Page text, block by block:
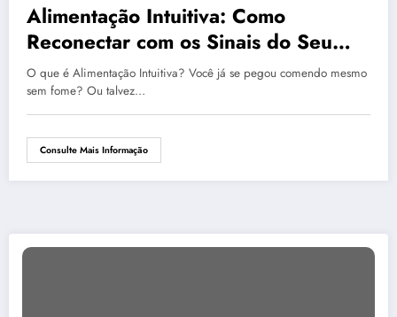
Alimentação Intuitiva: Como
Reconectar com os Sinais do Seu
Corpo
O que é Alimentação Intuitiva? Você já se pegou comendo mesmo
sem fome? Ou talvez…
Consulte Mais Informação